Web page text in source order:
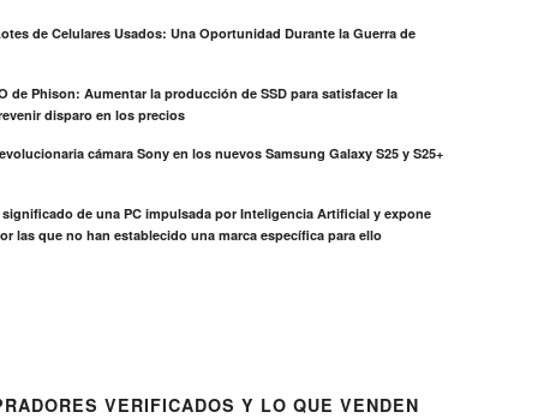
de Celulares Usados: Una Oportunidad Durante la Guerra de
de Phison: Aumentar la producción de SSD para satisfacer la
disparo en los precios
cámara Sony en los nuevos Samsung Galaxy S25 y S25+
significado de una PC impulsada por Inteligencia Artificial y expone
las que no han establecido una marca específica para ello
VERIFICADOS Y LO QUE VENDEN